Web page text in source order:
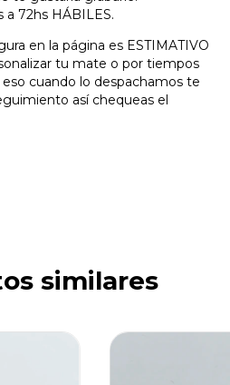
a 72hs HÁBILES.
en la página es ESTIMATIVO
tu mate o por tiempos
cuando lo despachamos te
así chequeas el
similares